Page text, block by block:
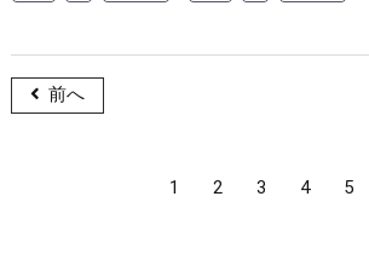
前へ
1 2 3 4 5